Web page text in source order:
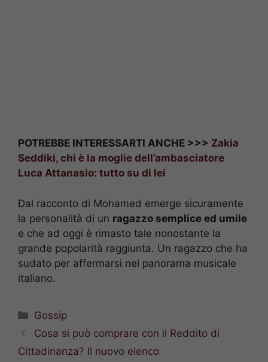
POTREBBE INTERESSARTI ANCHE >>> Zakia
Seddiki, chi è la moglie dell’ambasciatore
Luca Attanasio: tutto su di lei
Dal racconto di Mohamed emerge sicuramente
la personalità di un ragazzo semplice ed umile
e che ad oggi è rimasto tale nonostante la
grande popolarità raggiunta. Un ragazzo che ha
sudato per affermarsi nel panorama musicale
italiano.
Categorie
Gossip
Cosa si può comprare con il Reddito di
Cittadinanza? Il nuovo elenco